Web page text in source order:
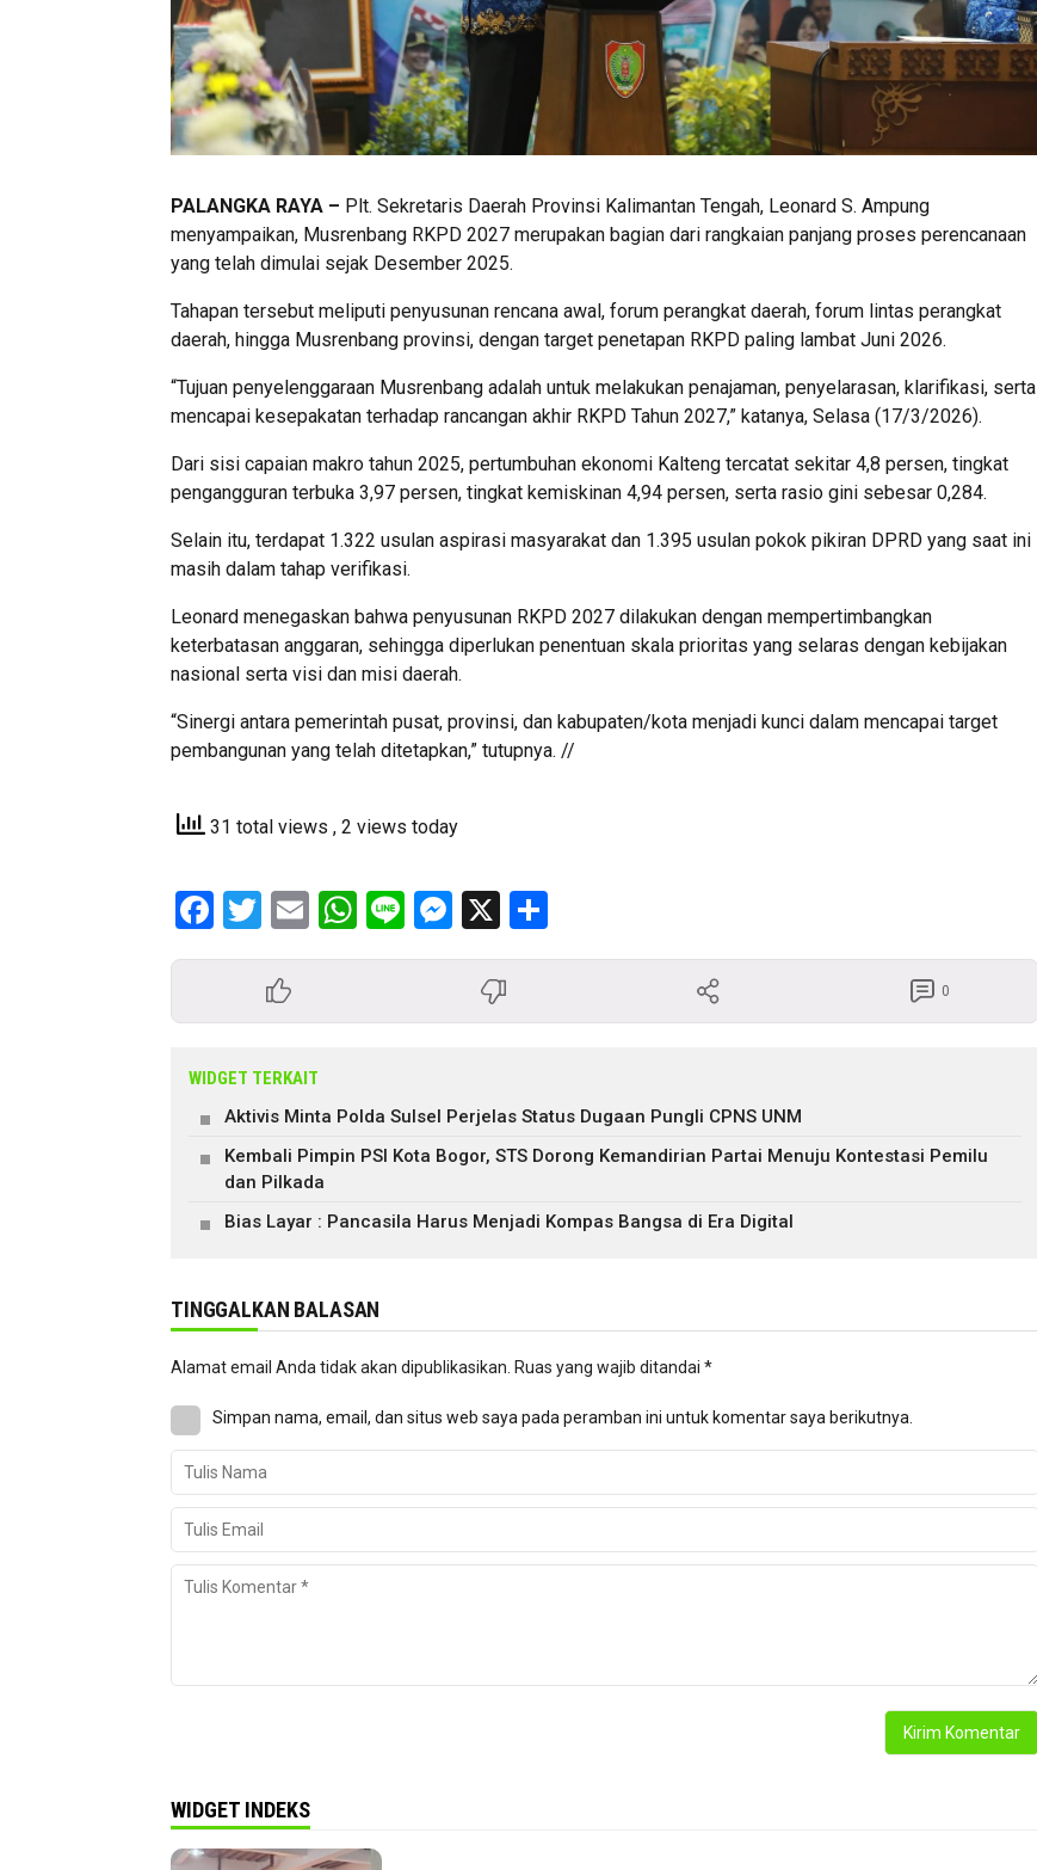
PALANGKA RAYA – Plt. Sekretaris Daerah Provinsi Kalimantan Tengah, Leonard S. Ampung
menyampaikan, Musrenbang RKPD 2027 merupakan bagian dari rangkaian panjang proses perencanaan
yang telah dimulai sejak Desember 2025.
Tahapan tersebut meliputi penyusunan rencana awal, forum perangkat daerah, forum lintas perangkat
daerah, hingga Musrenbang provinsi, dengan target penetapan RKPD paling lambat Juni 2026.
“Tujuan penyelenggaraan Musrenbang adalah untuk melakukan penajaman, penyelarasan, klarifikasi, serta
mencapai kesepakatan terhadap rancangan akhir RKPD Tahun 2027,” katanya, Selasa (17/3/2026).
Dari sisi capaian makro tahun 2025, pertumbuhan ekonomi Kalteng tercatat sekitar 4,8 persen, tingkat
pengangguran terbuka 3,97 persen, tingkat kemiskinan 4,94 persen, serta rasio gini sebesar 0,284.
Selain itu, terdapat 1.322 usulan aspirasi masyarakat dan 1.395 usulan pokok pikiran DPRD yang saat ini
masih dalam tahap verifikasi.
Leonard menegaskan bahwa penyusunan RKPD 2027 dilakukan dengan mempertimbangkan
keterbatasan anggaran, sehingga diperlukan penentuan skala prioritas yang selaras dengan kebijakan
nasional serta visi dan misi daerah.
“Sinergi antara pemerintah pusat, provinsi, dan kabupaten/kota menjadi kunci dalam mencapai target
pembangunan yang telah ditetapkan,” tutupnya. //
31 total views , 2 views today
Facebook
Twitter
EmailWhatsApp
LineMessenger
X
0
WIDGET TERKAIT
Aktivis Minta Polda Sulsel Perjelas Status Dugaan Pungli CPNS UNM
Kembali Pimpin PSI Kota Bogor, STS Dorong Kemandirian Partai Menuju Kontestasi Pemilu
dan Pilkada
Bias Layar : Pancasila Harus Menjadi Kompas Bangsa di Era Digital
TINGGALKAN BALASAN
Alamat email Anda tidak akan dipublikasikan. Ruas yang wajib ditandai *
Simpan nama, email, dan situs web saya pada peramban ini untuk komentar saya berikutnya.
WIDGET INDEKS